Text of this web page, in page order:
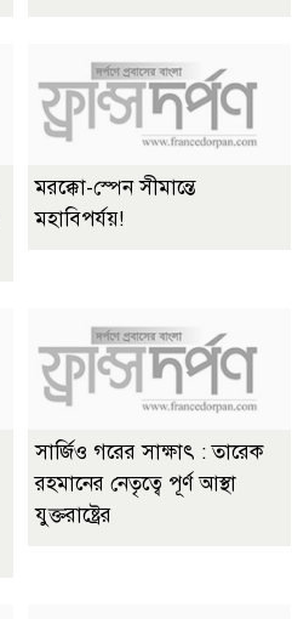
মরক্কো-স্পেন সীমান্তে
মহাবিপর্যয়!
সার্জিও গরের সাক্ষাৎ : তারেক
রহমানের নেতৃত্বে পূর্ণ আস্থা
যুক্তরাষ্ট্রের